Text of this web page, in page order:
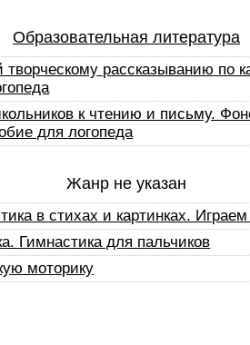
Образовательная литература
творческому рассказыванию по
к чтению и письму.
для логопеда
Жанр не указан
в стихах и картинках.
Гимнастика для пальчиков
моторику